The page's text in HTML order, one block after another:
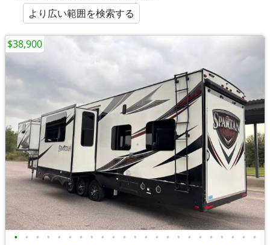
より広い範囲を検索する
• • • • • • • • • • • • • • • • • • • • • • •
$38,900